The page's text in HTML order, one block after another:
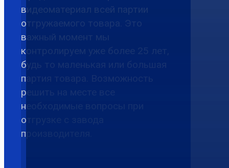
видеоматериал всей партии
отгружаемого товара. Это
важный момент мы
контролируем уже более 25 лет,
будь то маленькая или большая
партия товара. Возможность
решить на месте все
необходимые вопросы при
отгрузке с завода
производителя.